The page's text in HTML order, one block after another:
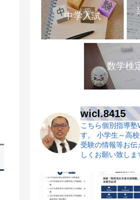
中学入試
数学検
wicl.8415
こちら個別指導
す。
小学生～高
受験の情報等お伝
しくお願い致しま